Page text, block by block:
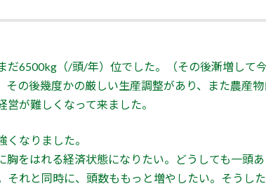
だ6500kg（/頭/年）位でした。（その後漸増して
の後幾度かの厳しい生産調整があり、また農産
が難しくなって来ました。
なりました。
胸をはれる経済状態になりたい。どうしても一頭
それと同時に、頭数ももっと増やしたい。そうし